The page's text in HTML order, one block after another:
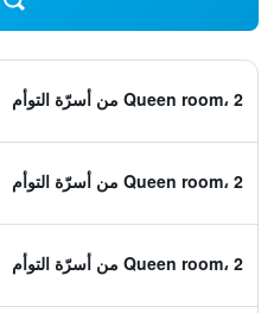
Queen room، 2 من أسرّة التوأم
Queen room، 2 من أسرّة التوأم
Queen room، 2 من أسرّة التوأم